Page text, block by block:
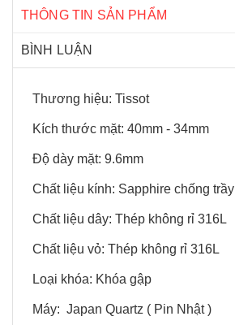
THÔNG TIN SẢN PHẨM
BÌNH LUẬN
Thương hiệu: Tissot
Kích thước mặt: 40mm - 34mm
Độ dày mặt: 9.6mm
Chất liệu kính: Sapphire chống trầy
Chất liệu dây: Thép không rỉ 316L
Chất liệu vỏ: Thép không rỉ 316L
Loại khóa: Khóa gập
Máy: Japan Quartz ( Pin Nhật )